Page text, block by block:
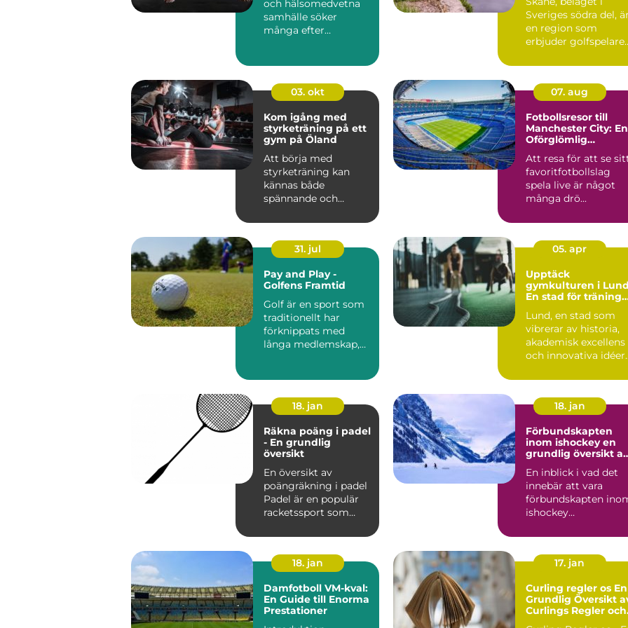
och hälsomedvetna
samhälle söker
många efter
Sveriges södra del, är
en region som
erbjuder golfspelare
03. okt
Kom igång med
styrketräning på ett
gym på Öland
Att börja med
styrketräning kan
kännas både
spännande och
07. aug
Fotbollsresor till
Manchester City: En
Oförglömlig
Att resa för att se
favoritfotbollslag
spela live är något
många drö...
31. jul
Pay and Play -
Golfens Framtid
Golf är en sport som
traditionellt har
förknippats med
långa medlemskap,
05. apr
Upptäck
gymkulturen i
En stad för träning
Lund, en stad som
vibrerar av historia,
akademisk excellens
och innovativa idéer
18. jan
Räkna poäng i padel
- En grundlig
översikt
En översikt av
poängräkning i padel
Padel är en populär
racketssport som
från te...
18. jan
Förbundskapten
inom ishockey en
grundlig översikt av
En inblick i vad det
innebär att vara
förbundskapten
ishockey
en central f...
18. jan
Damfotboll VM-kval:
En Guide till Enorma
Prestationer
17. jan
Curling regler os En
Grundlig Översikt
Curlings Regler och